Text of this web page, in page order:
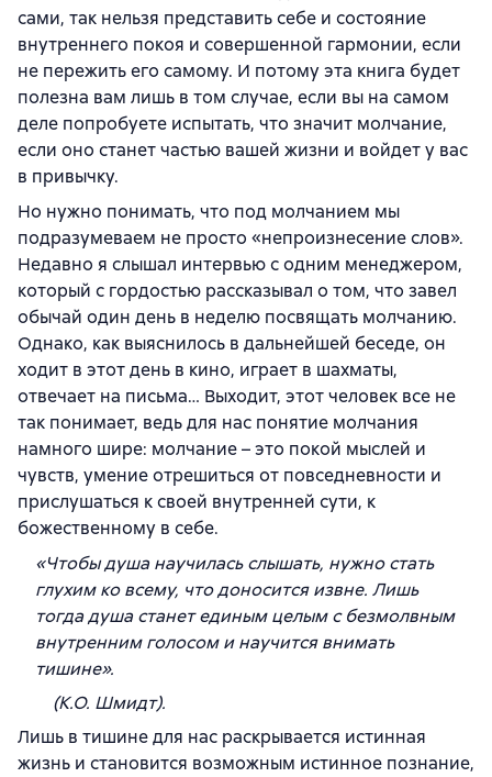
сами, так нельзя представить себе и состояние
внутреннего покоя и совершенной гармонии, если
не пережить его самому. И потому эта книга будет
полезна вам лишь в том случае, если вы на самом
деле попробуете испытать, что значит молчание,
если оно станет частью вашей жизни и войдет у вас
в привычку.
Но нужно понимать, что под молчанием мы
подразумеваем не просто «непроизнесение слов».
Недавно я слышал интервью с одним менеджером,
который с гордостью рассказывал о том, что завел
обычай один день в неделю посвящать молчанию.
Однако, как выяснилось в дальнейшей беседе, он
ходит в этот день в кино, играет в шахматы,
отвечает на письма… Выходит, этот человек все не
так понимает, ведь для нас понятие молчания
намного шире: молчание – это покой мыслей и
чувств, умение отрешиться от повседневности и
прислушаться к своей внутренней сути, к
божественному в себе.
«Чтобы душа научилась слышать, нужно стать
глухим ко всему, что доносится извне. Лишь
тогда душа станет единым целым с безмолвным
внутренним голосом и научится внимать
тишине».
(К.О. Шмидт).
Лишь в тишине для нас раскрывается истинная
жизнь и становится возможным истинное познание,